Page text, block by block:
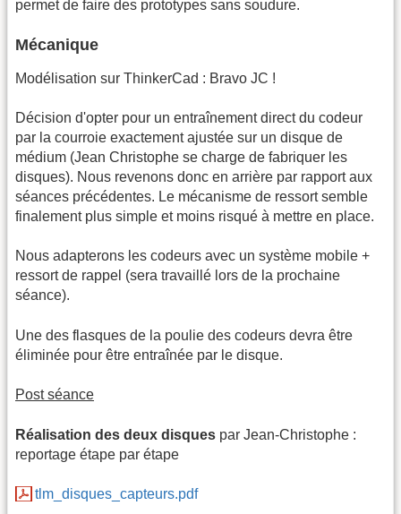
permet de faire des prototypes sans soudure.
Mécanique
Modélisation sur ThinkerCad : Bravo JC !
Décision d'opter pour un entraînement direct du codeur
par la courroie exactement ajustée sur un disque de
médium (Jean Christophe se charge de fabriquer les
disques). Nous revenons donc en arrière par rapport aux
séances précédentes. Le mécanisme de ressort semble
finalement plus simple et moins risqué à mettre en place.
Nous adapterons les codeurs avec un système mobile +
ressort de rappel (sera travaillé lors de la prochaine
séance).
Une des flasques de la poulie des codeurs devra être
éliminée pour être entraînée par le disque.
Post séance
Réalisation des deux disques par Jean-Christophe :
reportage étape par étape
tlm_disques_capteurs.pdf